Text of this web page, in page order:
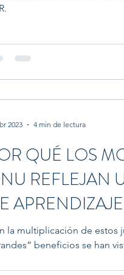
QUÉ LOS
REFLEJAN
APRENDIZAJE
la multiplicación de estos
beneficios se han
2023 4 min de lectura